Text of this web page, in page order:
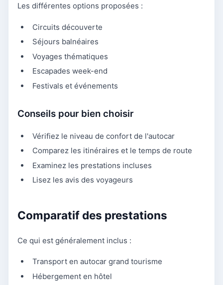
Les différentes options proposées :
Circuits découverte
Séjours balnéaires
Voyages thématiques
Escapades week-end
Festivals et événements
Conseils pour bien choisir
Vérifiez le niveau de confort de l'autocar
Comparez les itinéraires et le temps de route
Examinez les prestations incluses
Lisez les avis des voyageurs
Comparatif des prestations
Ce qui est généralement inclus :
Transport en autocar grand tourisme
Hébergement en hôtel